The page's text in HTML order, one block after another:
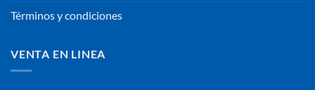
Términos y condiciones
VENTA EN LINEA